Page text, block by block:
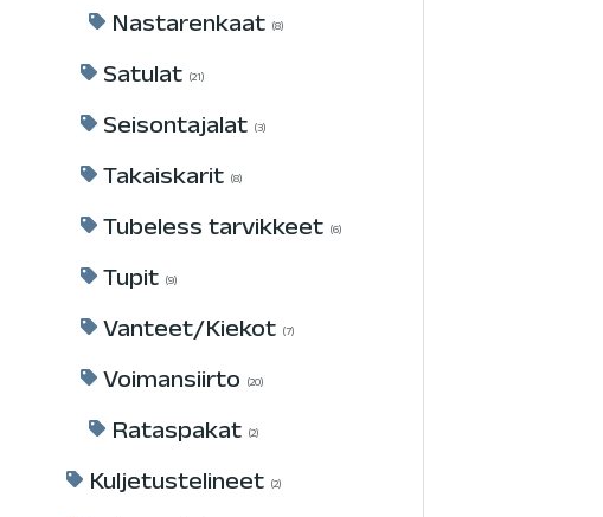
Nastarenkaat 8
Satulat 21
Seisontajalat 3
Takaiskarit 8
Tubeless tarvikkeet 6
Tupit 9
Vanteet/Kiekot 7
Voimansiirto 20
Rataspakat 2
Kuljetustelineet 2